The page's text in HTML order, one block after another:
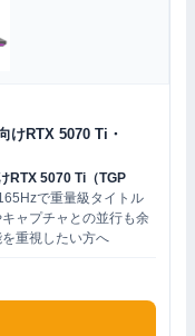
けRTX 5070 Ti・
RTX 5070 Ti（TGP
で重量級タイトル
ャプチャとの並行も余
重視したい方へ